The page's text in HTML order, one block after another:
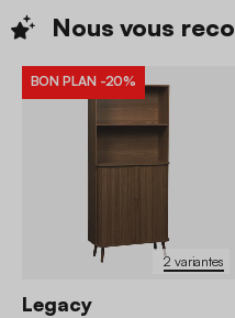
Nous vous
2 variantes
BON PLAN -20%
Legacy